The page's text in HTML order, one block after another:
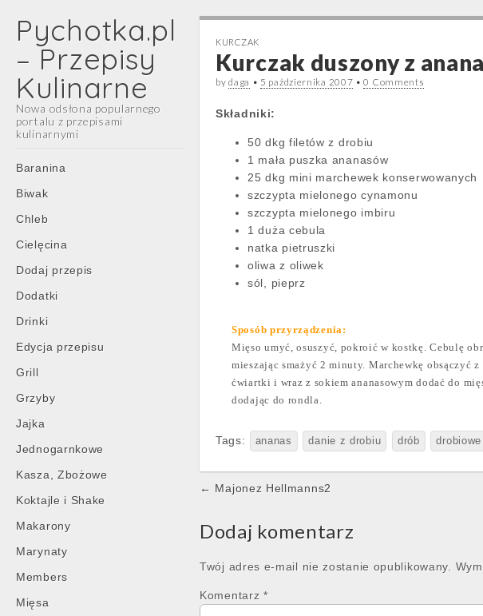
Pychotka.pl
– Przepisy
Kulinarne
Nowa odsłona popularnego
portalu z przepisami
kulinarnymi
Main
menu
Skip
content
Baranina
Biwak
Chleb
Cielęcina
Dodaj przepis
Dodatki
Drinki
Edycja przepisu
Grill
Grzyby
Jajka
Jednogarnkowe
Kasza, Zbożowe
Koktajle i Shake
Makarony
Marynaty
Members
Mięsa
KURCZAK
Kurczak duszony z
bydaga • 5 października 2007 •0 Comments
Składniki:
50 dkg filetów z drobiu
1 mała puszka ananasów
25 dkg mini marchewek konserwowanych
szczypta mielonego cynamonu
szczypta mielonego imbiru
1 duża cebula
natka pietruszki
oliwa z oliwek
sól, pieprz
Sposób przyrządzenia:
Mięso umyć, osuszyć, pokroić w kostkę. Cebulę
mieszając smażyć 2 minuty. Marchewkę obsączyć
ćwiartki i wraz z sokiem ananasowym dodać do
dodając do rondla.
Tags: ananas danie z drobiu drób drobiowe
Post
← Majonez Hellmanns2
Dodaj komentarz
Twój adres e-mail nie zostanie opublikowany.
Komentarz *